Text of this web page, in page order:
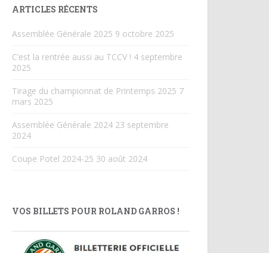
ARTICLES RÉCENTS
Assemblée Générale 2025 9 octobre 2025
C’est la rentrée aussi au TCCV ! 4 septembre
2025
Tirage du championnat de Printemps 2025 7
mars 2025
Assemblée Générale 2024 23 septembre
2024
Coupe Potel 2024-25 30 août 2024
VOS BILLETS POUR ROLAND GARROS !